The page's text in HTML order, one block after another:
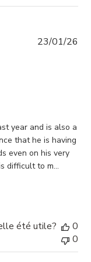
year and is also a
that he is having
even on his very
difficult to m...
23/01/26
été utile?
0
0